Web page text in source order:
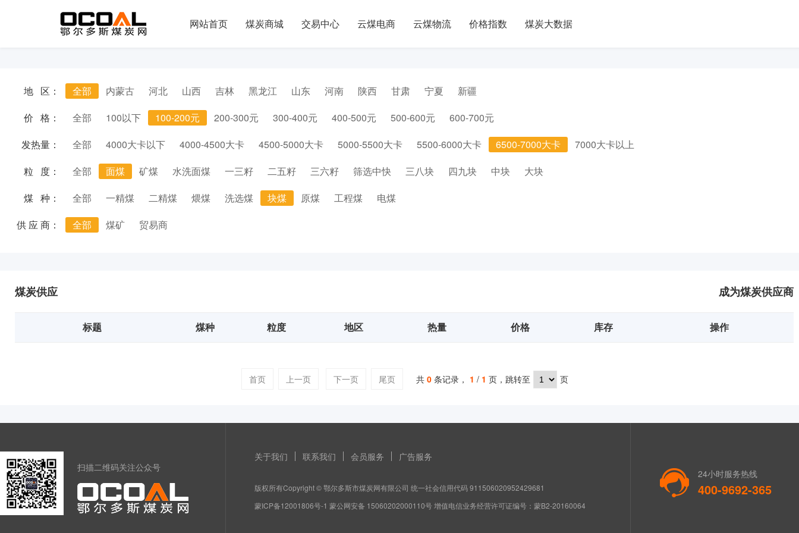
网站首页 煤炭商城 交易中心 云煤电商 云煤物流 价格指数 煤炭大数据
地 区： 全部 内蒙古 河北 山西 吉林 黑龙江 山东 河南 陕西 甘肃 宁夏
新疆
价 格：
全部 100以下 100-200元 200-300元 300-400元 400-500元 500-600元
600-700元
发热量：
全部 4000大卡以下 4000-4500大卡 4500-5000大卡 5000-5500大卡 5500-6000大卡 6500-7000大卡
7000大卡以上
粒 度：
全部 面煤 矿煤 水洗面煤 一三籽 二五籽 三六籽 筛选中快 三八块 四九块 中块
大块
煤 种：
全部 一精煤 二精煤 煨煤 洗选煤 块煤 原煤 工程煤
电煤
供 应 商：
全部 煤矿 贸易商
成为煤炭供应商
煤炭供应
标题 煤种 粒度 地区 热量 价格 库存 操作
首页 上一页 下一页 尾页 共 0 条记录， 1 / 1 页，跳转至 页
扫描二维码关注公众号
关于我们 联系我们 会员服务 广告服务
版权所有Copyright © 鄂尔多斯市煤炭网有限公司 统一社会信用代码 911506020952429681
蒙ICP备12001806号-1 蒙公网安备 15060202000110号 增值电信业务经营许可证编号：蒙B2-20160064
24小时服务热线
400-9692-365